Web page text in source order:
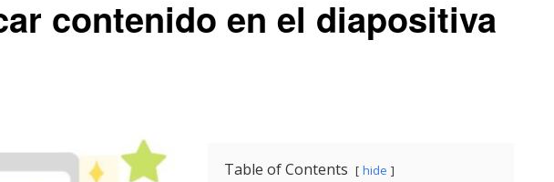
contenido en el diapositiva
Table of Contents hide